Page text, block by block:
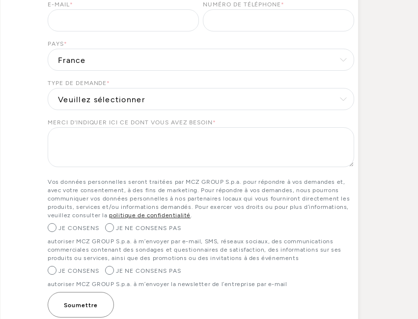
E-MAIL * NUMÉRO DE TÉLÉPHONE *
PAYS*
TYPE DE DEMANDE *
MERCI D'INDIQUER ICI CE DONT VOUS AVEZ BESOIN *
Vos données personnelles seront traitées par MCZ GROUP S.p.a. pour répondre à vos demandes et,
avec votre consentement, à des fins de marketing. Pour répondre à vos demandes, nous pourrons
communiquer vos données personnelles à nos partenaires locaux qui vous fourniront directement les
produits, services et/ou informations demandés. Pour exercer vos droits ou pour plus d’informations,
veuillez consulter la politique de confidentialité
JE CONSENS
JE NE CONSENS PAS
autoriser MCZ GROUP S.p.a. à m’envoyer par e-mail, SMS, réseaux sociaux, des communications
commerciales contenant des sondages et questionnaires de satisfaction, des informations sur ses
produits ou services, ainsi que des promotions ou des invitations à des événements
JE CONSENS
JE NE CONSENS PAS
autoriser MCZ GROUP S.p.a. à m’envoyer la newsletter de l’entreprise par e-mail